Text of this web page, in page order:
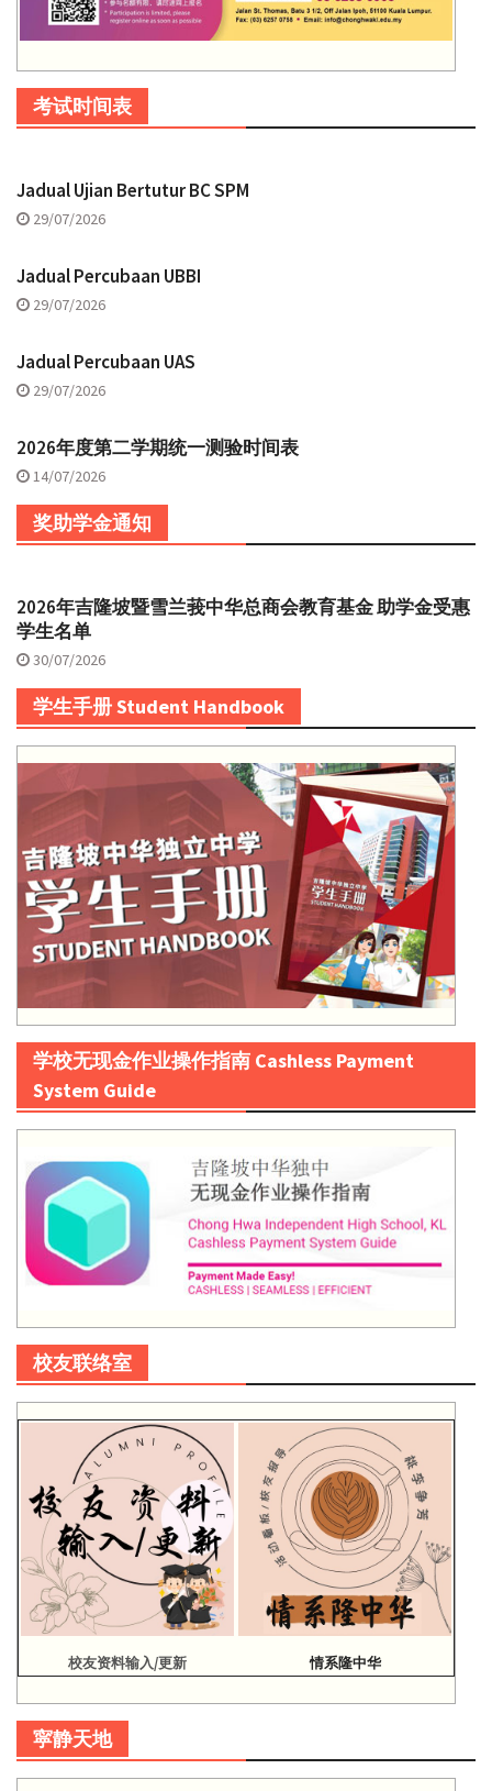
考试时间表
Jadual Ujian Bertutur BC SPM
29/07/2026
Jadual Percubaan UBBI
29/07/2026
Jadual Percubaan UAS
29/07/2026
2026年度第二学期统一测验时间表
14/07/2026
奖助学金通知
2026年吉隆坡暨雪兰莪中华总商会教育基金 助学金受惠
学生名单
30/07/2026
学生手册 Student Handbook
学校无现金作业操作指南 Cashless Payment
System Guide
校友联络室
校友资料输入/更新 情系隆中华
寜静天地